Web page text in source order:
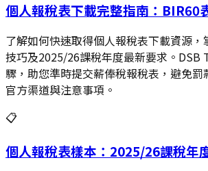
個人報稅表下載完整指南：BIR60
了解如何快速取得個人報稅表下載資源，
技巧及2025/26課稅年度最新要求。DSB
驟，助您準時提交薪俸稅報稅表，避免
官方渠道與注意事項。
📋
個人報稅表樣本：2025/26課稅年